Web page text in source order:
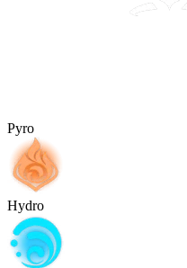
Pyro
Hydro